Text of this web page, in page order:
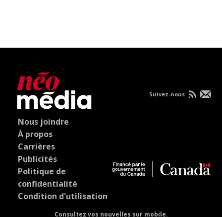
Nous joindre
À propos
Carrières
Publicités
Politique de
confidentialité
Condition d'utilisation
Consultez vos nouvelles sur mobile.
Suivez-nous